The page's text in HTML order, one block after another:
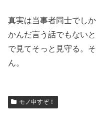
真実は当事者同士でし
かんだ言う話でもない
で見てそっと見守る。
ん。
モノ申すぞ！